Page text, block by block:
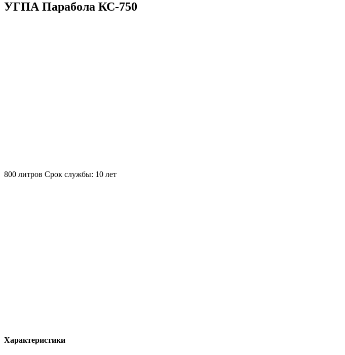
УГПА Парабола КС-750
800 литров Срок службы: 10 лет
Характеристики